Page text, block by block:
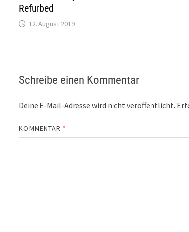
Refurbed
12. August 2019
Schreibe einen Kommentar
Deine E-Mail-Adresse wird nicht veröffentlicht.
KOMMENTAR *